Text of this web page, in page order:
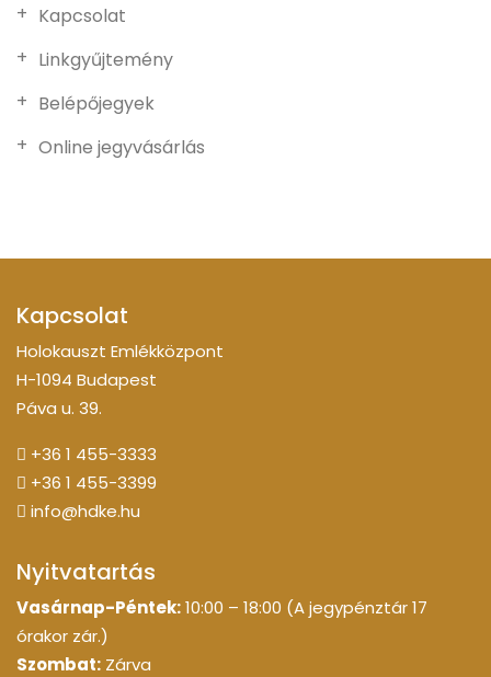
Kapcsolat
Linkgyűjtemény
Belépőjegyek
Online jegyvásárlás
Kapcsolat
Holokauszt Emlékközpont
H-1094 Budapest
Páva u. 39.
+36 1 455-3333
+36 1 455-3399
info@hdke.hu
Nyitvatartás
Vasárnap-Péntek:10:00 – 18:00 (A jegypénztár 17
órakor zár.)
Szombat: Zárva